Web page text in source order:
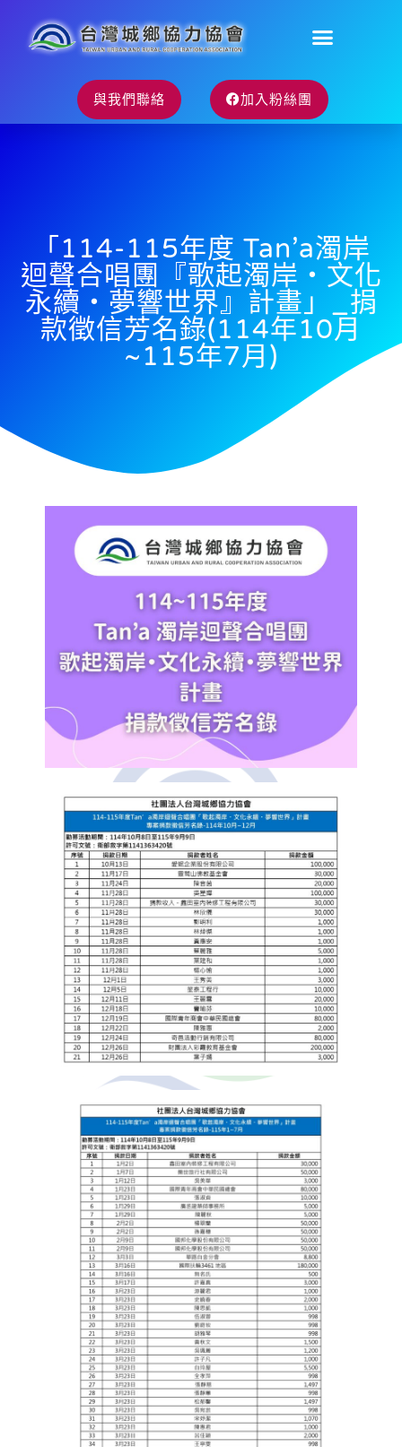
與我們聯絡 加入粉絲團
「114-115年度 Tan’a濁岸
迴聲合唱團『歌起濁岸・文化
永續・夢響世界』計畫」_捐
款徵信芳名錄(114年10月
~115年7月)